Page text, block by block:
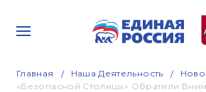
Главная Наша Деятельность
«Безопасной Столицы» Обратили